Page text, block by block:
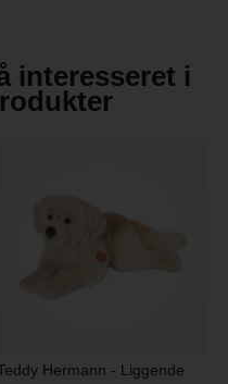
interesseret i
Hermann - Liggende